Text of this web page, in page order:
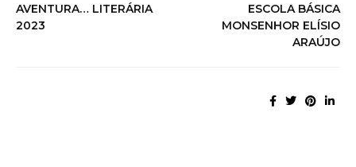
AVENTURA… LITERÁRIA
2023
ESCOLA BÁSICA
MONSENHOR ELÍSIO
ARAÚJO